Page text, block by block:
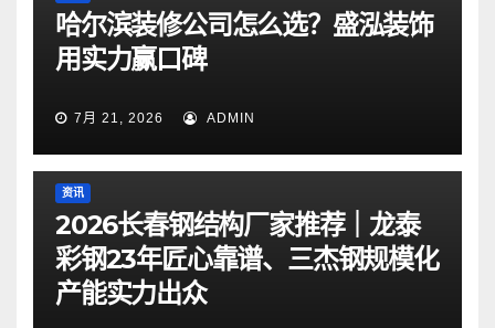
哈尔滨装修公司怎么选？盛泓装饰
用实力赢口碑
7月 21, 2026 ADMIN
资讯
2026长春钢结构厂家推荐｜龙泰
彩钢23年匠心靠谱、三杰钢规模化
产能实力出众